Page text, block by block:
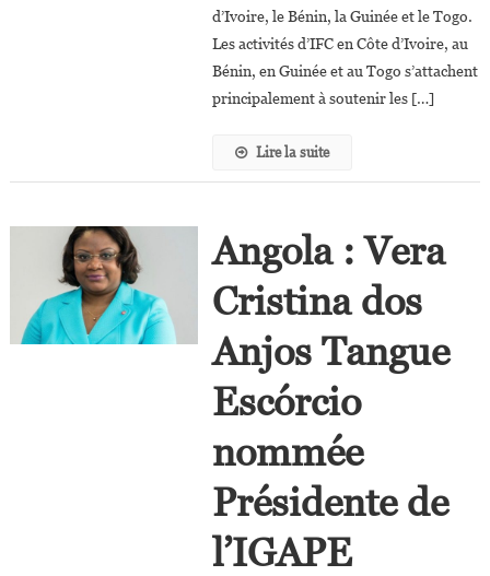
Côte
D’Ivoire,
Bénin,
Au
d’Ivoire, le Bénin, la Guinée et le Togo.
Les activités d’IFC en Côte d’Ivoire, au
Bénin, en Guinée et au Togo s’attachent
principalement à soutenir les […]
Lire la suite
Angola : Vera
Cristina dos
Anjos Tangue
Escórcio
nommée
Présidente de
l’IGAPE